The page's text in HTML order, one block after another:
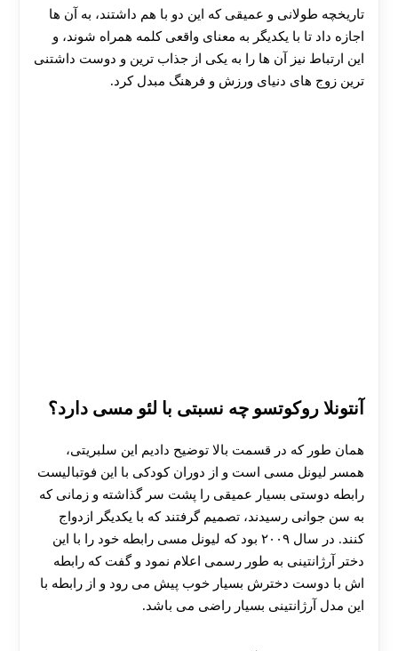
تاریخچه طولانی و عمیقی که این دو با هم داشتند، به آن ها
اجازه داد تا با یکدیگر به معنای واقعی کلمه همراه شوند، و
این ارتباط نیز آن ها را به یکی از جذاب‌ ترین و دوست‌ داشتنی‌
ترین زوج‌ های دنیای ورزش و فرهنگ مبدل کرد.
آنتونلا روکوتسو چه نسبتی با لئو مسی دارد؟
همان طور که در قسمت بالا توضیح دادیم این سلبریتی،
همسر لیونل مسی است و از دوران کودکی با این فوتبالیست
رابطه دوستی بسیار عمیقی را پشت سر گذاشته و زمانی که
به سن جوانی رسیدند، تصمیم گرفتند که با یکدیگر ازدواج
کنند. در سال ۲۰۰۹ بود که لیونل مسی رابطه خود را با این
دختر آرژانتینی به طور رسمی اعلام نمود و گفت که رابطه‌
اش با دوست دخترش بسیار خوب پیش می‌ رود و از رابطه با
این مدل آرژانتینی بسیار راضی می باشد.